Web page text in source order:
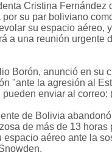
Cristina
su par boliviano
su espacio aéreo,
a una reunión urgente
Borón, anunció en su
"ante la agresión al
enviar al
de Bolivia
de más de 13
espacio aéreo ante la